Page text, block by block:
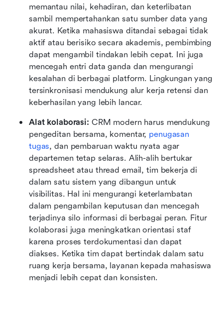
memantau nilai, kehadiran, dan keterlibatan
sambil mempertahankan satu sumber data yang
akurat. Ketika mahasiswa ditandai sebagai tidak
aktif atau berisiko secara akademis, pembimbing
dapat mengambil tindakan lebih cepat. Ini juga
mencegah entri data ganda dan mengurangi
kesalahan di berbagai platform. Lingkungan yang
tersinkronisasi mendukung alur kerja retensi dan
keberhasilan yang lebih lancar.
Alat kolaborasi: CRM modern harus mendukung
pengeditan bersama, komentar, penugasan
tugas, dan pembaruan waktu nyata agar
departemen tetap selaras. Alih-alih bertukar
spreadsheet atau thread email, tim bekerja di
dalam satu sistem yang dibangun untuk
visibilitas. Hal ini mengurangi keterlambatan
dalam pengambilan keputusan dan mencegah
terjadinya silo informasi di berbagai peran. Fitur
kolaborasi juga meningkatkan orientasi staf
karena proses terdokumentasi dan dapat
diakses. Ketika tim dapat bertindak dalam satu
ruang kerja bersama, layanan kepada mahasiswa
menjadi lebih cepat dan konsisten.